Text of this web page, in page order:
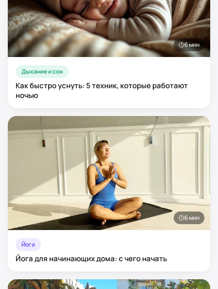
6мин
Дыхание и сон
Как быстро уснуть: 5 техник, которые работают
ночью
6мин
Йога
Йога для начинающих дома: с чего начать